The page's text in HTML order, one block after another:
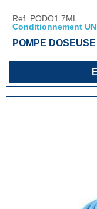
Ref. PODO1.7ML
Conditionnement
POMPE